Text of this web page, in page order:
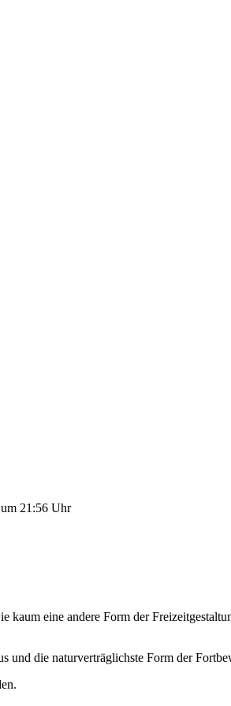
21:56 Uhr
kaum eine andere Form der
und die naturverträglichste Form der